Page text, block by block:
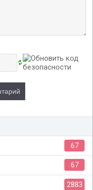
67
67
2883